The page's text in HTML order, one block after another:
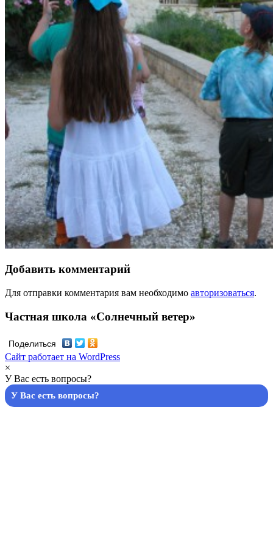
Добавить комментарий
Для отправки комментария вам необходимо авторизоваться.
Частная школа «Солнечный ветер»
Поделиться
Сайт работает на WordPress
×
У Вас есть вопросы?
У Вас есть вопросы?